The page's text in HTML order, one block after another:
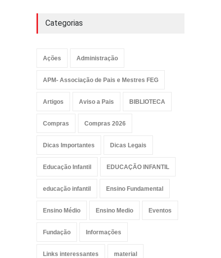
Categorias
Ações Administração
APM- Associação de Pais e Mestres FEG
Artigos Aviso a Pais BIBLIOTECA
Compras Compras 2026
Dicas Importantes Dicas Legais
Educação Infantil EDUCAÇÃO INFANTIL
educação infantil Ensino Fundamental
Ensino Médio Ensino Medio Eventos
Fundação Informações
Links interessantes material